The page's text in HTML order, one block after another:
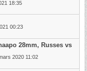
18:35
00:23
28mm, Russes vs
2020 11:02